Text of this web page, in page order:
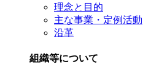
理念と目的
主な事業・定例活動
沿革
組織等について